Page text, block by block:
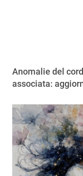
Anomalie del
associata: